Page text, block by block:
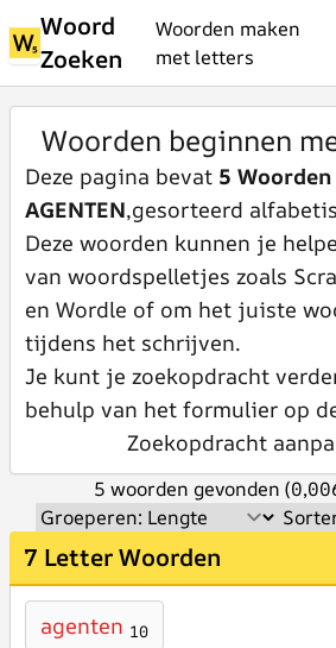
Woord
Zoeken
Woorden maken
met letters
Woorden beginnen
Deze pagina bevat 5
AGENTEN,gesorteerd
Deze woorden kunnen je
van woordspelletjes zoals
en Wordle of om het juiste
tijdens het schrijven.
Je kunt je zoekopdracht
behulp van het formulier op
Zoekopdracht
5 woorden gevonden
7 Letter Woorden
agenten 10